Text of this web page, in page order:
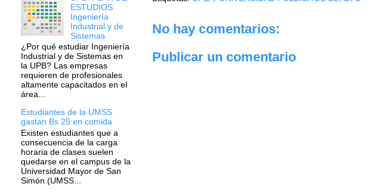
No hay comentarios:
Publicar un comentario
ESTUDIOS
Ingeniería
Industrial y de
Sistemas
¿Por qué estudiar Ingeniería
Industrial y de Sistemas en
la UPB? Las empresas
requieren de profesionales
altamente capacitados en el
área...
Estudiantes de la UMSS
gastan Bs 25 en comida
Existen estudiantes que a
consecuencia de la carga
horaria de clases suelen
quedarse en el campus de la
Universidad Mayor de San
Simón (UMSS...